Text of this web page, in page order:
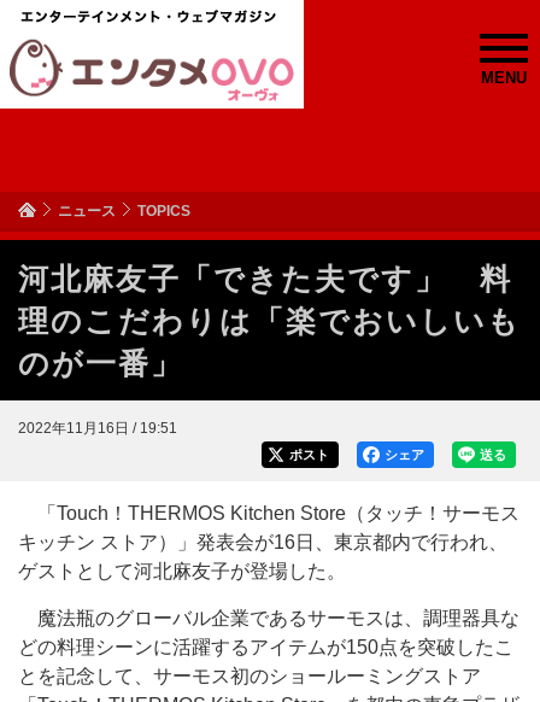
MENU
ニュース TOPICS
河北麻友子「できた夫です」 料
理のこだわりは「楽でおいしいも
のが一番」
2022年11月16日 / 19:51
送る
シェア
ポスト
「Touch！THERMOS Kitchen Store（タッチ！サーモス
キッチン ストア）」発表会が16日、東京都内で行われ、
ゲストとして河北麻友子が登場した。
魔法瓶のグローバル企業であるサーモスは、調理器具な
どの料理シーンに活躍するアイテムが150点を突破したこ
とを記念して、サーモス初のショールーミングストア